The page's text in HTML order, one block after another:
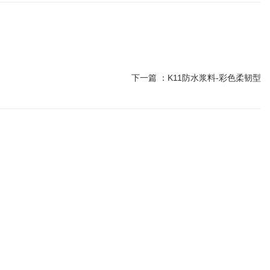
下一篇 ： K11防水浆料-彩色柔韧型